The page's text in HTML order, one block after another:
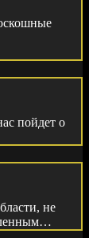
пойдет о
не